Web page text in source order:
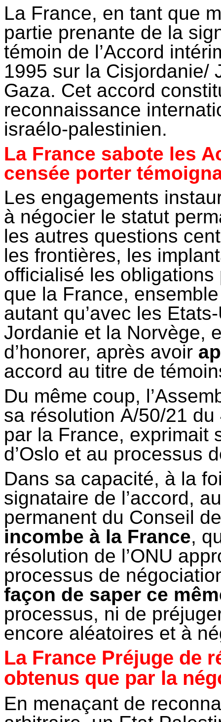
La France, en tant que
partie prenante de la
témoin de l’Accord
1995 sur la Cisjordanie/
Gaza. Cet accord
reconnaissance
israélo-palestinien.
La France sabote les
censée porter
Les engagements
à négocier le statut
les autres questions
les frontières, les
officialisé les
que la France,
autant qu’avec les
Jordanie et la Norvège,
d’honorer, après avoir
accord au titre de
Du même coup,
sa résolution A/50/21
par la France, exprimait
d’Oslo et au processus
Dans sa capacité, à la
signataire de l’accord,
permanent du Conseil
incombe à la France,
résolution de l’ONU
processus de
façon de saper ce
processus, ni de
encore aléatoires et à
La France Préjuge de
obtenus que par la
En menaçant de